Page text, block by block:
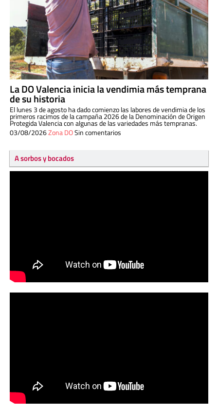
La DO Valencia inicia la vendimia más temprana
de su historia
El lunes 3 de agosto ha dado comienzo las labores de vendimia de los
primeros racimos de la campaña 2026 de la Denominación de Origen
Protegida Valencia con algunas de las variedades más tempranas.
03/08/2026Zona DOSin comentarios
A sorbos y bocados